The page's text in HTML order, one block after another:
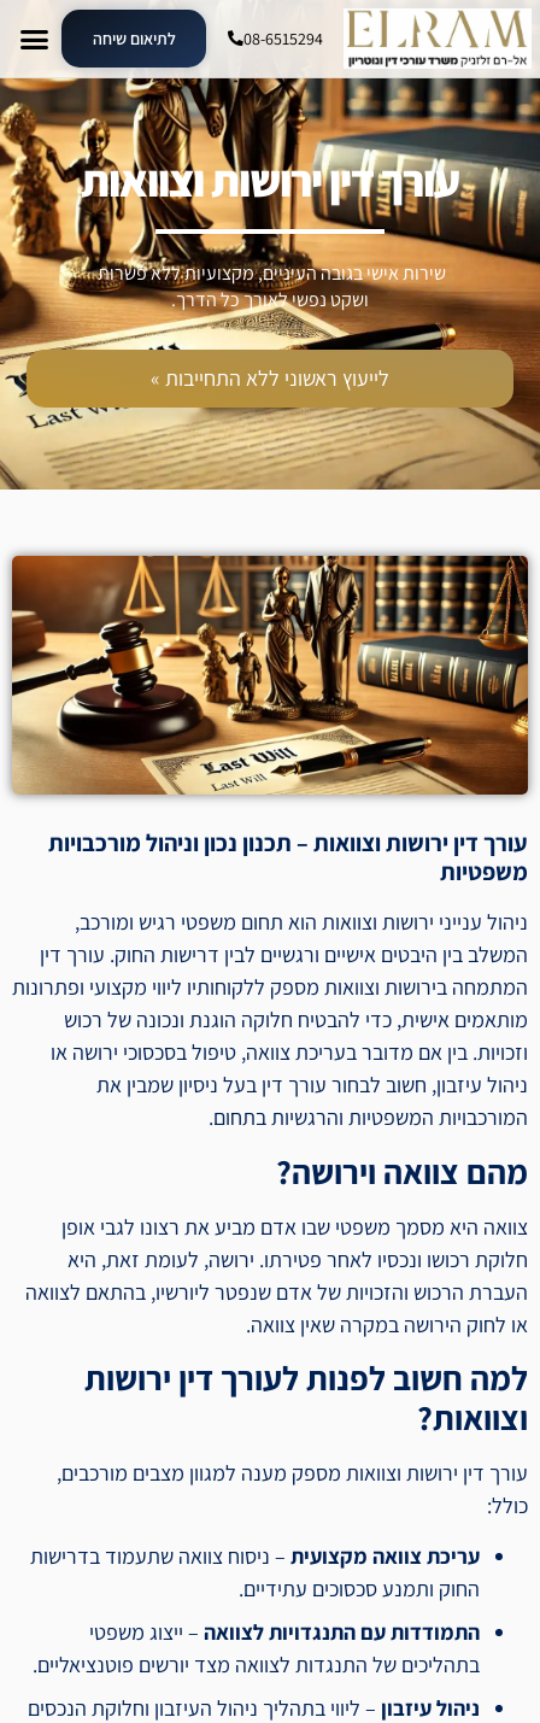
08-6515294 לתיאום שיחה
עורך דין ירושות וצוואות
שירות אישי בגובה העיניים, מקצועיות ללא פשרות
ושקט נפשי לאורך כל הדרך.
לייעוץ ראשוני ללא התחייבות »
עורך דין ירושות וצוואות – תכנון נכון וניהול מורכבויות
משפטיות
ניהול ענייני ירושות וצוואות הוא תחום משפטי רגיש ומורכב,
המשלב בין היבטים אישיים ורגשיים לבין דרישות החוק. עורך דין
המתמחה בירושות וצוואות מספק ללקוחותיו ליווי מקצועי ופתרונות
מותאמים אישית, כדי להבטיח חלוקה הוגנת ונכונה של רכוש
וזכויות. בין אם מדובר בעריכת צוואה, טיפול בסכסוכי ירושה או
ניהול עיזבון, חשוב לבחור עורך דין בעל ניסיון שמבין את
המורכבויות המשפטיות והרגשיות בתחום.
מהם צוואה וירושה?
צוואה היא מסמך משפטי שבו אדם מביע את רצונו לגבי אופן
חלוקת רכושו ונכסיו לאחר פטירתו. ירושה, לעומת זאת, היא
העברת הרכוש והזכויות של אדם שנפטר ליורשיו, בהתאם לצוואה
או לחוק הירושה במקרה שאין צוואה.
למה חשוב לפנות לעורך דין ירושות
וצוואות?
עורך דין ירושות וצוואות מספק מענה למגוון מצבים מורכבים,
כולל:
עריכת צוואה מקצועית – ניסוח צוואה שתעמוד בדרישות
החוק ותמנע סכסוכים עתידיים.
התמודדות עם התנגדויות לצוואה – ייצוג משפטי
בתהליכים של התנגדות לצוואה מצד יורשים פוטנציאליים.
ניהול עיזבון – ליווי בתהליך ניהול העיזבון וחלוקת הנכסים